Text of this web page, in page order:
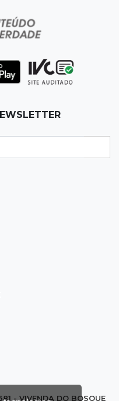
de carro e
por 2 a 0 e sobe
a 0 pela 22ª
Capital
- VIVENDA DO BOSQUE